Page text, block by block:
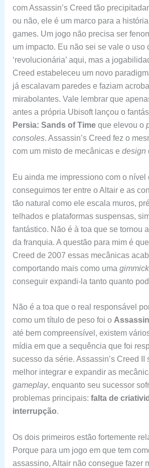
com Assassin’s Creed tão
ou não, ele é um marco para a
games. Um jogo não precisa ser
um impacto. Eu não sei se vale o uso
‘revolucionária’ aqui, mas a
Creed estabeleceu um novo
já escalavam paredes e faziam
mirabolantes. Vale lembrar que
antes a própria Ubisoft lançou o
Persia: Sands of Timeque elevou o
consoles. Assassin’s Creed fez o
com um misto de mecânicas e design
Eu ainda me impressiono com o nível
conseguimos ter entre o Altair e as
tão natural como ele escala muros,
telhados e plataformas suspensas,
fantástico. Não é à toa que se tornou
da franquia. A questão para mim é
Creed de 2007 essas mecânicas
comportando mais como uma gimmick
conseguir expandi-la tanto quanto
Não é a toa que o real responsável
como um título de peso foi o
até bem compreensível, existem
mídia em que a sequência que foi
sucesso da série. Assassin’s Creed II
melhor integrar e expandir as
gameplay, enquanto seu sucessor
problemas principais: falta de
interrupção.
Os dois primeiros estão fortemente
Porque para um jogo em que tem
assassino, Altair não consegue fazer